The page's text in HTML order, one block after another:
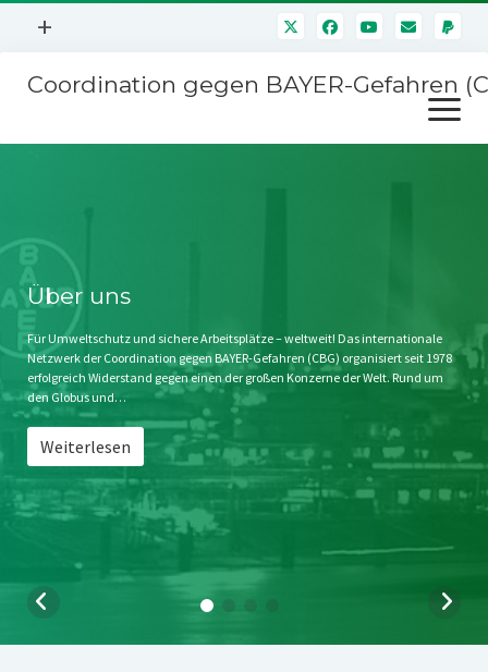
Menü
+
Mitmachen
Kontakt
Impressum
Störfälle
Coordination gegen BAYER-Gefahren
Menü
öffnen
Stichwort BAYER
Jahrestagung
SPENDEN
Über uns
Für Umweltschutz und sichere Arbeitsplätze – weltweit! Das internationale
Netzwerk der Coordination gegen BAYER-Gefahren (CBG) organisiert seit 1978
erfolgreich Widerstand gegen einen der großen Konzerne der Welt. Rund um
den Globus und…
Weiterlesen